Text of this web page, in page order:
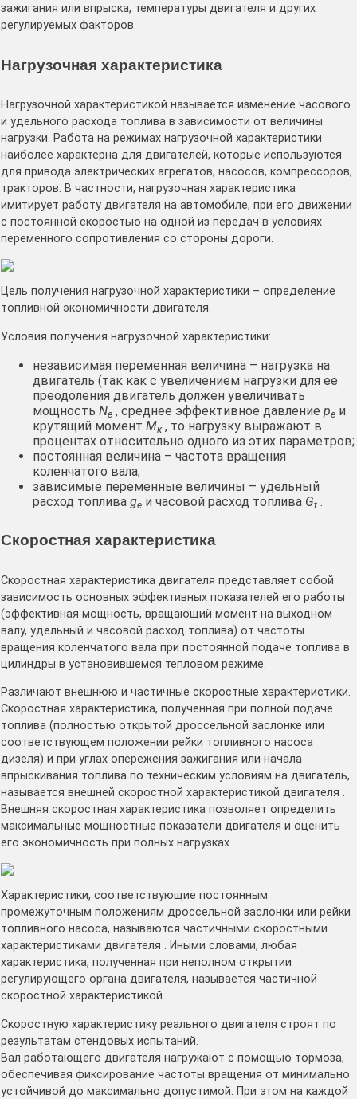
зажигания или впрыска, температуры двигателя и других
регулируемых факторов.
Нагрузочная характеристика
Нагрузочной характеристикой называется изменение часового
и удельного расхода топлива в зависимости от величины
нагрузки. Работа на режимах нагрузочной характеристики
наиболее характерна для двигателей, которые используются
для привода электрических агрегатов, насосов, компрессоров,
тракторов. В частности, нагрузочная характеристика
имитирует работу двигателя на автомобиле, при его движении
с постоянной скоростью на одной из передач в условиях
переменного сопротивления со стороны дороги.
Цель получения нагрузочной характеристики – определение
топливной экономичности двигателя.
Условия получения нагрузочной характеристики:
независимая переменная величина – нагрузка на
двигатель (так как с увеличением нагрузки для ее
преодоления двигатель должен увеличивать
мощность Nе , среднее эффективное давление ре и
крутящий момент Мк, то нагрузку выражают в
процентах относительно одного из этих параметров;
постоянная величина – частота вращения
коленчатого вала;
зависимые переменные величины – удельный
расход топлива gе и часовой расход топлива Gt .
Скоростная характеристика
Скоростная характеристика двигателя представляет собой
зависимость основных эффективных показателей его работы
(эффективная мощность, вращающий момент на выходном
валу, удельный и часовой расход топлива) от частоты
вращения коленчатого вала при постоянной подаче топлива в
цилиндры в установившемся тепловом режиме.
Различают внешнюю и частичные скоростные характеристики.
Скоростная характеристика, полученная при полной подаче
топлива (полностью открытой дроссельной заслонке или
соответствующем положении рейки топливного насоса
дизеля) и при углах опережения зажигания или начала
впрыскивания топлива по техническим условиям на двигатель,
называется внешней скоростной характеристикой двигателя .
Внешняя скоростная характеристика позволяет определить
максимальные мощностные показатели двигателя и оценить
его экономичность при полных нагрузках.
Характеристики, соответствующие постоянным
промежуточным положениям дроссельной заслонки или рейки
топливного насоса, называются частичными скоростными
характеристиками двигателя . Иными словами, любая
характеристика, полученная при неполном открытии
регулирующего органа двигателя, называется частичной
скоростной характеристикой.
Скоростную характеристику реального двигателя строят по
результатам стендовых испытаний.
Вал работающего двигателя нагружают с помощью тормоза,
обеспечивая фиксирование частоты вращения от минимально
устойчивой до максимально допустимой. При этом на каждой